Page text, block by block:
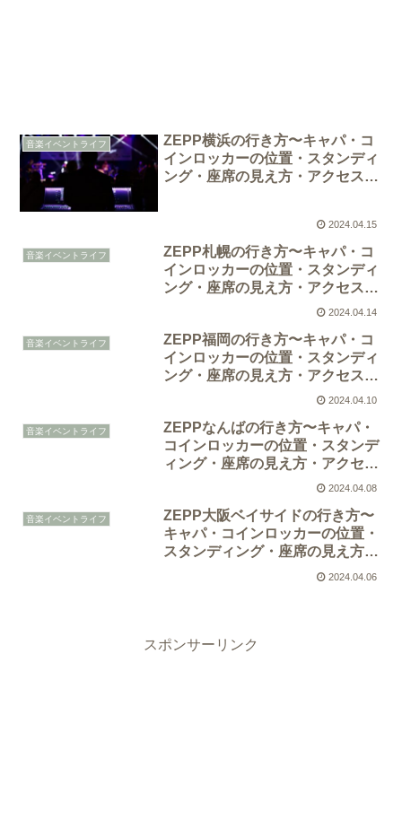
音楽イベントライフ
ZEPP横浜の行き方〜キャパ・コ
インロッカーの位置・スタンディ
ング・座席の見え方・アクセス方
2024.04.15
音楽イベントライフ
ZEPP札幌の行き方〜キャパ・コ
インロッカーの位置・スタンディ
ング・座席の見え方・アクセス方
2024.04.14
音楽イベントライフ
ZEPP福岡の行き方〜キャパ・コ
インロッカーの位置・スタンディ
ング・座席の見え方・アクセス方
2024.04.10
音楽イベントライフ
ZEPPなんばの行き方〜キャパ・
コインロッカーの位置・スタンデ
ィング・座席の見え方・アクセス
2024.04.08
音楽イベントライフ
ZEPP大阪ベイサイドの行き方〜
キャパ・コインロッカーの位置・
スタンディング・座席の見え方・
2024.04.06
スポンサーリンク